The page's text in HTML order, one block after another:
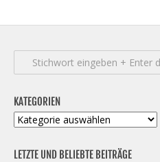
KATEGORIEN
Kategorien
LETZTE UND BELIEBTE BEITRÄGE